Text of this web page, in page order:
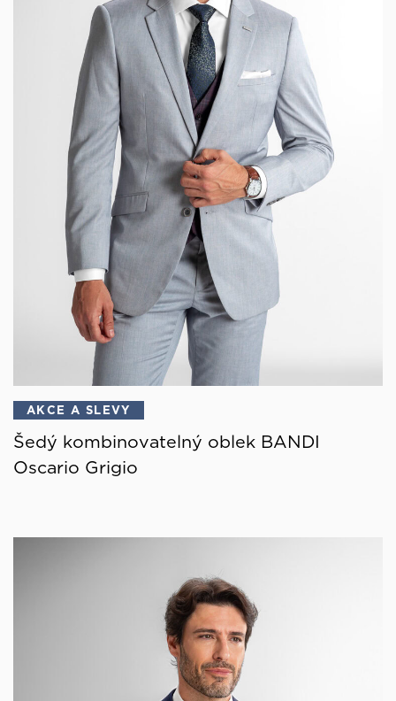
AKCE A SLEVY
Šedý kombinovatelný oblek BANDI
Oscario Grigio